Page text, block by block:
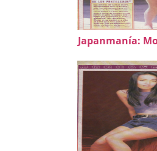
Japanmanía: